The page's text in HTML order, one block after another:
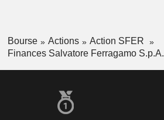
Bourse Actions
Action SFER
Finances Salvatore Ferragamo S.p.A.